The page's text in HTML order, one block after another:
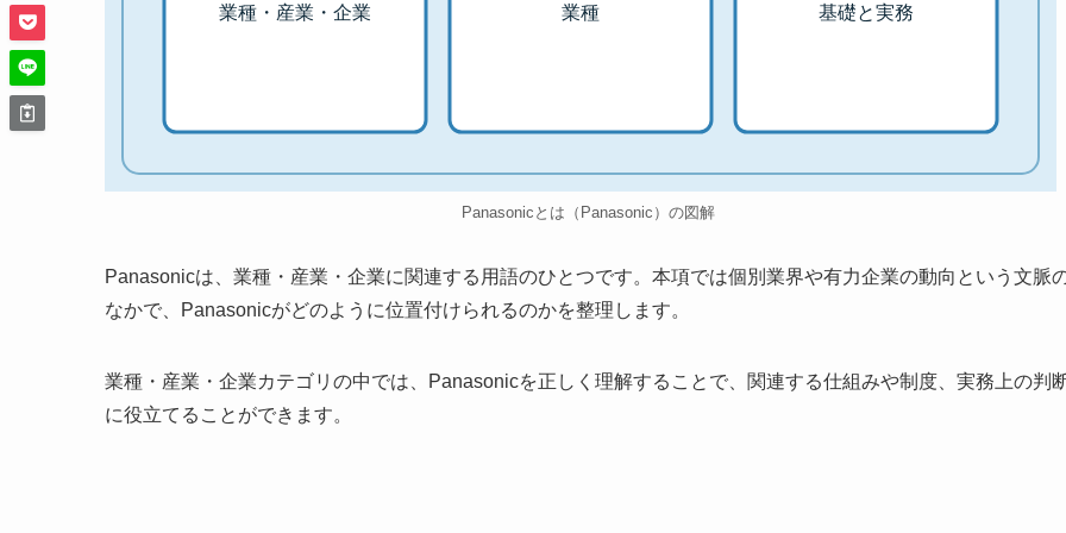
業種・産業・企業 業種 基礎と実務
Panasonicとは（Panasonic）の図解
Panasonicは、業種・産業・企業に関連する用語のひとつです。本項では個別業界や有力企業の動向という文脈
なかで、Panasonicがどのように位置付けられるのかを整理します。
業種・産業・企業カテゴリの中では、Panasonicを正しく理解することで、関連する仕組みや制度、実務上の判
に役立てることができます。